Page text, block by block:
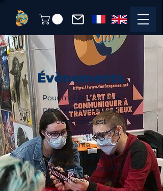
Évènements
Pour moi être au plus
proche des joueurs et
des clients est
l'essence même de la
vente.
J'ai toujours pris un
grand plaisir à discuter
et à faire sourire les